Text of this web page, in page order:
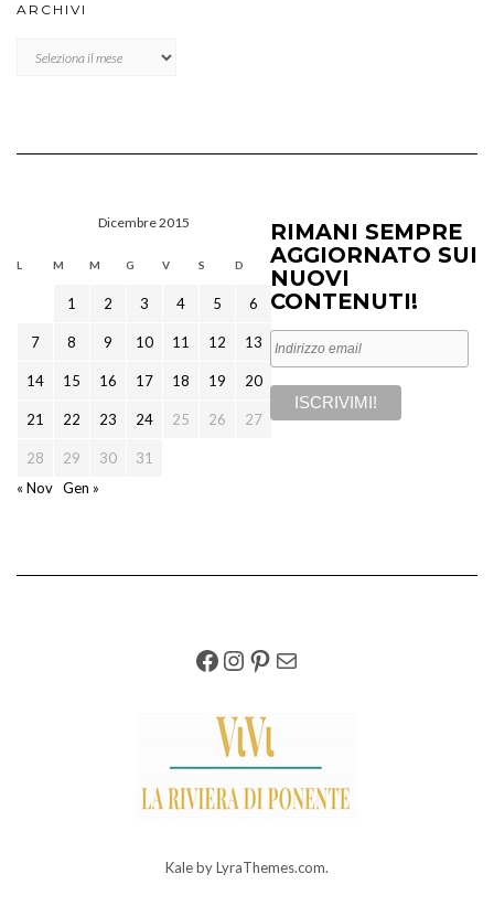
ARCHIVI
Dicembre 2015
L M M G V S D
1 2 3 4 5 6
7 8 9 10 11 12 13
14 15 16 17 18 19 20
21 22 23 24 25 26 27
28 29 30
31
« Nov Gen »
RIMANI SEMPRE
AGGIORNATO SUI
NUOVI
CONTENUTI!
FACEBOOK
INSTAGRAM
PINTEREST
EMAIL
Kaleby LyraThemes.com.